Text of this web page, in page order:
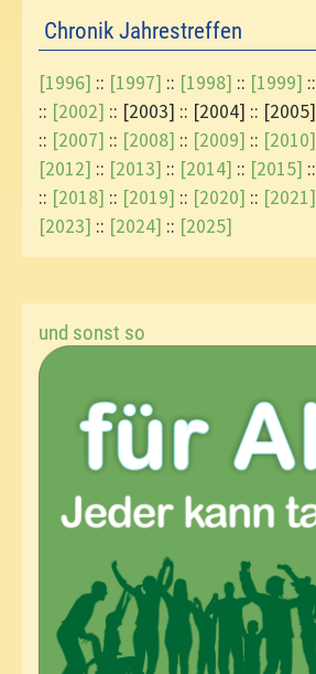
Chronik Jahrestreffen
[1996] :: [1997] :: [1998] :: [1999] ::
:: [2002] :: [2003] :: [2004] ::
:: [2007] :: [2008] :: [2009] :: [2010]
[2012] :: [2013] :: [2014] :: [2015] ::
:: [2018] :: [2019] :: [2020] :: [2021]
[2023] :: [2024] :: [2025]
und sonst so